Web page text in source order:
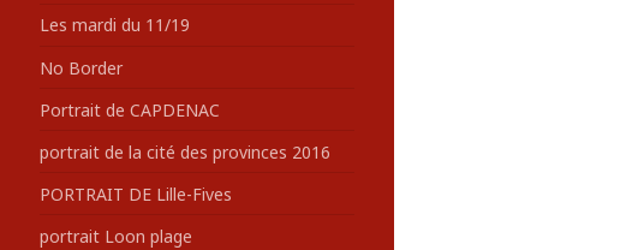
Les mardi du 11/19
No Border
Portrait de CAPDENAC
portrait de la cité des provinces 2016
PORTRAIT DE Lille-Fives
portrait Loon plage